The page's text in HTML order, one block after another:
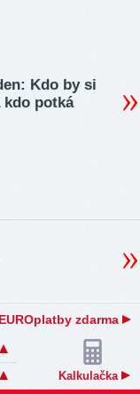
Kdo by si
kdo potká
EUROplatby zdarma
Kalkulačka